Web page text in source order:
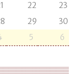
22
23
29
30
5 6